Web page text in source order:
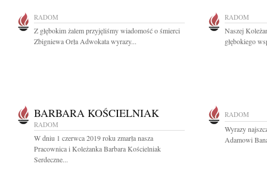
RADOM
Z głębokim żalem przyjęliśmy wiadomość o śmierci
Zbigniewa Orła Adwokata wyrazy...
RADOM
Naszej
głębokiego
BARBARA KOŚCIELNIAK
RADOM
W dniu 1 czerwca 2019 roku zmarła nasza
Pracownica i Koleżanka Barbara Kościelniak
Serdeczne...
RADOM
Wyrazy
Adamowi